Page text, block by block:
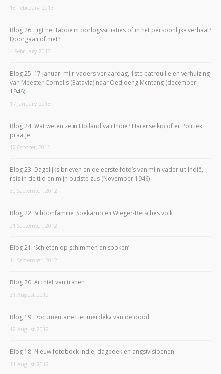
18 February, 2013
Blog 26: Ligt het taboe in oorlogssituaties of in het persoonlijke verhaal?
Doorgaan of niet?
4 February, 2013
Blog 25: 17 Januari mijn vaders verjaardag, 1ste patrouille en verhuizing
van Meester Cornelis (Batavia) naar Oedjoeng Mentang (december
1946)
17 January, 2013
Blog 24: Wat weten ze in Holland van Indië? Harense kip of ei. Politiek
praatje
12 October, 2012
Blog 23: Dagelijks brieven en de eerste foto’s van mijn vader uit Indië,
reis in de tijd en mijn oudste zus (November 1946)
30 September, 2012
Blog 22: Schoonfamilie, Soekarno en Wieger-Betsches volk
21 September, 2012
Blog 21: ‘Schieten op schimmen en spoken’
14 September, 2012
Blog 20: Archief van tranen
31 August, 2012
Blog 19: Documentaire Het merdeka van de dood
12 August, 2012
Blog 18: Nieuw fotoboek Indië, dagboek en angstvisioenen
11 August, 2012